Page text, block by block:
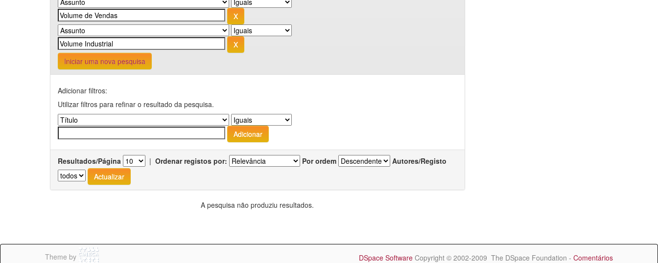
Iniciar uma nova pesquisa
Adicionar filtros:
Utilizar filtros para refinar o resultado da pesquisa.
Resultados/Página | Ordenar registos por: Por ordem Autores/Registo
A pesquisa não produziu resultados.
Theme by DSpace Software Copyright © 2002-2009 The DSpace Foundation - Comentários